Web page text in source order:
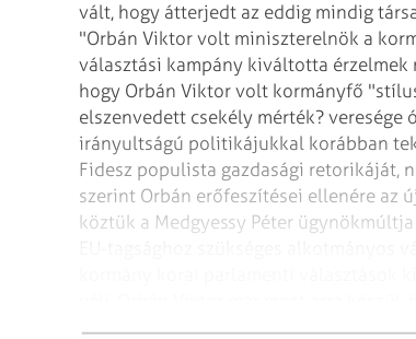
vált, hogy átterjedt az eddig mindig
"Orbán Viktor volt miniszterelnök a
választási kampány kiváltotta
hogy Orbán Viktor volt kormányfő
elszenvedett csekély mérték? veresége
irányultságú politikájukkal korábban
Fidesz populista gazdasági retorikáját,
szerint Orbán erőfeszítései ellenére az
köztük a Medgyessy Péter
következményei miatti kiábrándulásból.